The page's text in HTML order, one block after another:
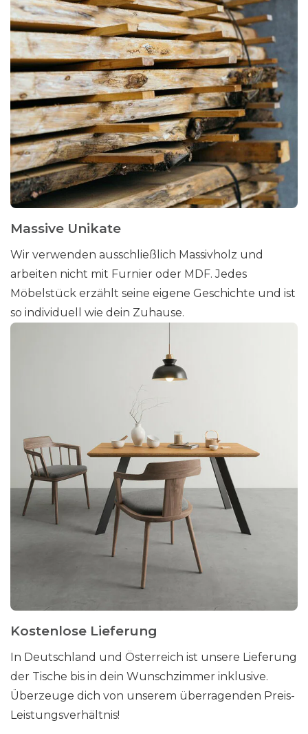
Massive Unikate
Wir verwenden ausschließlich Massivholz und
arbeiten nicht mit Furnier oder MDF. Jedes
Möbelstück erzählt seine eigene Geschichte und ist
so individuell wie dein Zuhause.
Kostenlose Lieferung
In Deutschland und Österreich ist unsere Lieferung
der Tische bis in dein Wunschzimmer inklusive.
Überzeuge dich von unserem überragenden Preis-
Leistungsverhältnis!